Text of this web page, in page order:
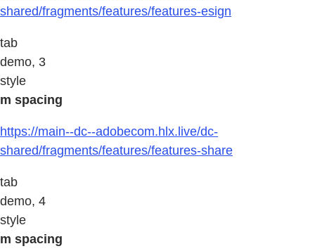
shared/fragments/features/features-esign
tab
demo, 3
style
m spacing
https://main--dc--adobecom.hlx.live/dc-
shared/fragments/features/features-share
tab
demo, 4
style
m spacing